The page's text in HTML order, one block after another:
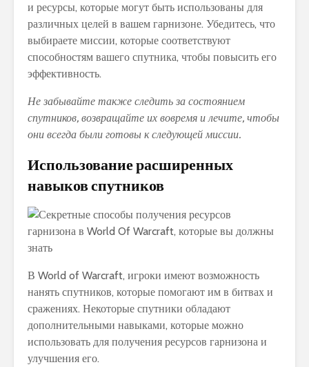
и ресурсы, которые могут быть использованы для
различных целей в вашем гарнизоне. Убедитесь, что
выбираете миссии, которые соответствуют
способностям вашего спутника, чтобы повысить его
эффективность.
Не забывайте также следить за состоянием
спутников, возвращайте их вовремя и лечите, чтобы
они всегда были готовы к следующей миссии.
Использование расширенных
навыков спутников
В World of Warcraft, игроки имеют возможность
нанять спутников, которые помогают им в битвах и
сражениях. Некоторые спутники обладают
дополнительными навыками, которые можно
использовать для получения ресурсов гарнизона и
улучшения его.